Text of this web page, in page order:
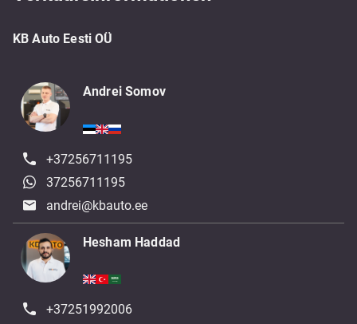
KB Auto Eesti OÜ
Andrei Somov
+37256711195
37256711195
andrei@kbauto.ee
Hesham Haddad
+37251992006